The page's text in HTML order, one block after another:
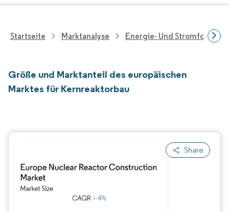
Startseite Marktanalyse Energie- Und
Größe und Marktanteil des europäischen
Marktes für Kernreaktorbau
Share